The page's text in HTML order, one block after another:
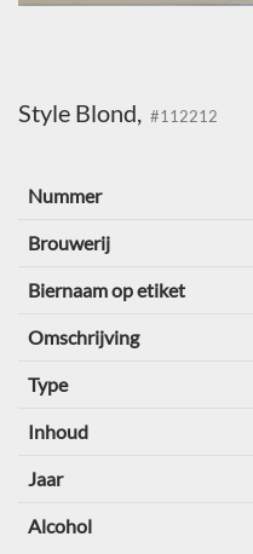
Style Blond, #112212
Nummer
Brouwerij
Biernaam op etiket
Omschrijving
Type
Inhoud
Jaar
Alcohol